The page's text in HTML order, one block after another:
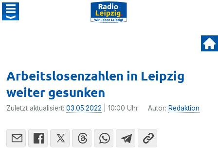
Arbeitslosenzahlen in Leipzig
weiter gesunken
Zuletzt aktualisiert:03.05.2022 | 10:00 Uhr Autor: Redaktion